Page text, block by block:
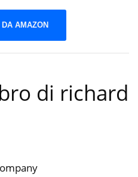
AMAZON
di richard